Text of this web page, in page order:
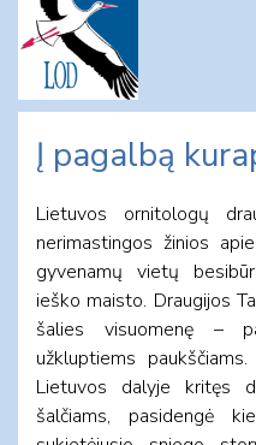
content
Į pagalbą
Lietuvos ornitologų
nerimastingos žinios
gyvenamų vietų
ieško maisto. Draugijos
šalies visuomenę –
užkluptiems
Lietuvos dalyje kritęs
šalčiams, pasidengė